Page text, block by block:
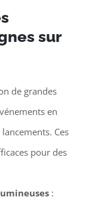
sur
de grandes
en
Ces
pour des
: